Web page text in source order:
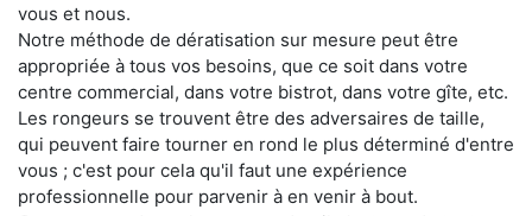
vous et nous.
Notre méthode de dératisation sur mesure peut être
appropriée à tous vos besoins, que ce soit dans votre
centre commercial, dans votre bistrot, dans votre gîte, etc.
Les rongeurs se trouvent être des adversaires de taille,
qui peuvent faire tourner en rond le plus déterminé d'entre
vous ; c'est pour cela qu'il faut une expérience
professionnelle pour parvenir à en venir à bout.